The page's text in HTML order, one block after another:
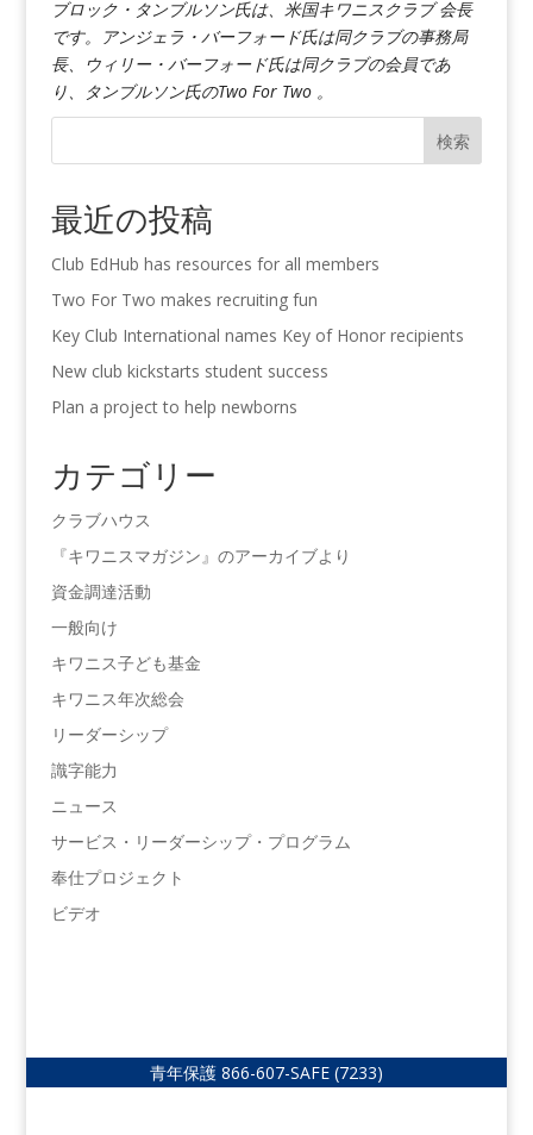
ブロック・タンブルソン氏は、米国キワニスクラブ 会長
です。アンジェラ・バーフォード氏は同クラブの事務局
長、ウィリー・バーフォード氏は同クラブの会員であ
り、タンブルソン氏のTwo For Two 。
検索
最近の投稿
Club EdHub has resources for all members
Two For Two makes recruiting fun
Key Club International names Key of Honor recipients
New club kickstarts student success
Plan a project to help newborns
カテゴリー
クラブハウス
『キワニスマガジン』のアーカイブより
資金調達活動
一般向け
キワニス子ども基金
キワニス年次総会
リーダーシップ
識字能力
ニュース
サービス・リーダーシップ・プログラム
奉仕プロジェクト
ビデオ
青年保護 866-607-SAFE (7233)